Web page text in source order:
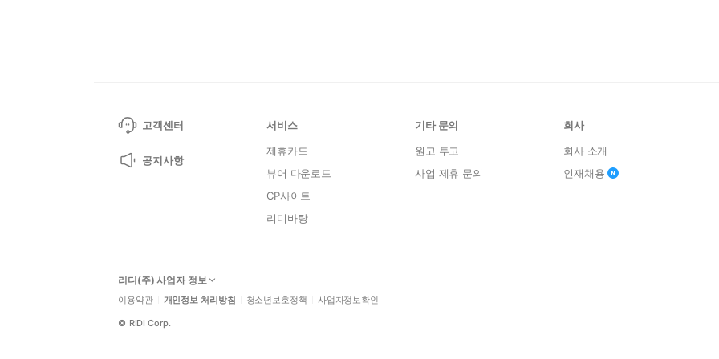
고객센터
공지사항
서비스
제휴카드
뷰어 다운로드
CP사이트
리디바탕
기타 문의
원고 투고
사업 제휴 문의
회사
회사 소개
인재채용
리디(주) 사업자 정보
이용약관 개인정보 처리방침 청소년보호정책 사업자정보확인
© RIDI Corp.